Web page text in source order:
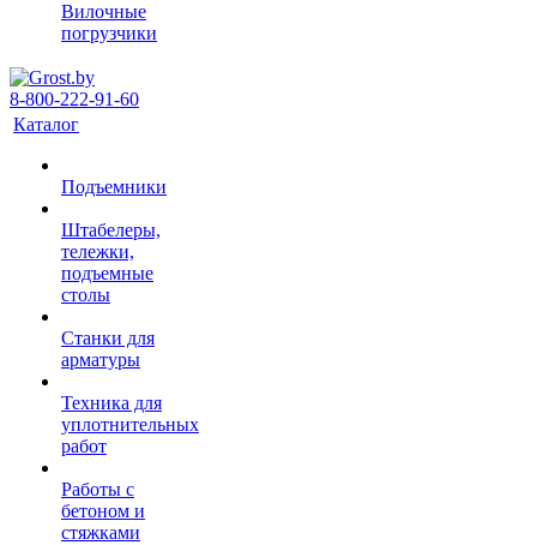
Вилочные
погрузчики
8-800-222-91-60
Каталог
Подъемники
Штабелеры,
тележки,
подъемные
столы
Станки для
арматуры
Техника для
уплотнительных
работ
Работы с
бетоном и
стяжками